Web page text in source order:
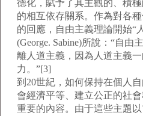
德化，賦予了其主觀的、積
的相互依存關系。作為對各
的回應，自由主義理論開始“
(George. Sabine)所說：“自由
離人道主義，因為人道主義
力。”[3]
到20世紀，如何保持在個人
會經濟平等、建立公正的社
重要的內容。由于這些主題